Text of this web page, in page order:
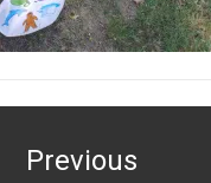
Previous